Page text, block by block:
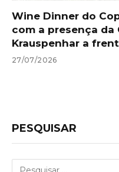
Wine Dinner do
com a presença da
Krauspenhar a
27/07/2026
PESQUISAR